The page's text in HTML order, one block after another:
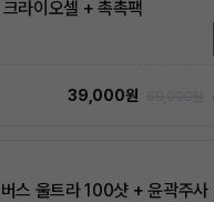
라이오셀 + 촉촉팩
39,000원
스 울트라 100샷 + 윤곽주사